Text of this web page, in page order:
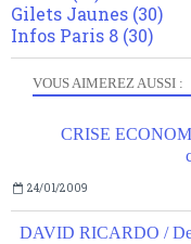
VOUS AIMEREZ AUSSI :
CRISE
24/01/2009
DAVID RICARDO /
Gilets Jaunes (30)
Infos Paris 8 (30)